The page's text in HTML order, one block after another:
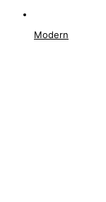
Modern